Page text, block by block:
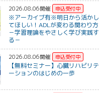
2026.08.06開催
※アーカイブ有※明日から活かし
てほしい！ADLが変わる関わり方
－学習理論をやさしく学び実践す
る－
2026.08.06開催
【無料セミナー】心臓リハビリテ
ーションのはじめの一歩